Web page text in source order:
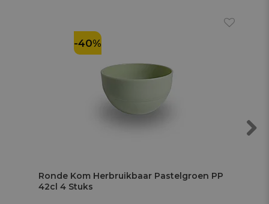
-40%
Ronde Kom Herbruikbaar Pastelgroen PP
42cl 4 Stuks